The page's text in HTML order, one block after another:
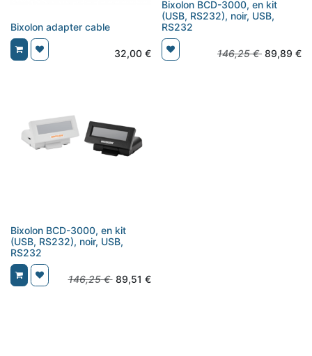
Bixolon adapter cable
32,00€
Bixolon BCD-3000, en kit
(USB, RS232), noir, USB,
RS232
146,25€ 89,89 €
Bixolon BCD-3000, en kit
(USB, RS232), noir, USB,
RS232
146,25€ 89,51 €